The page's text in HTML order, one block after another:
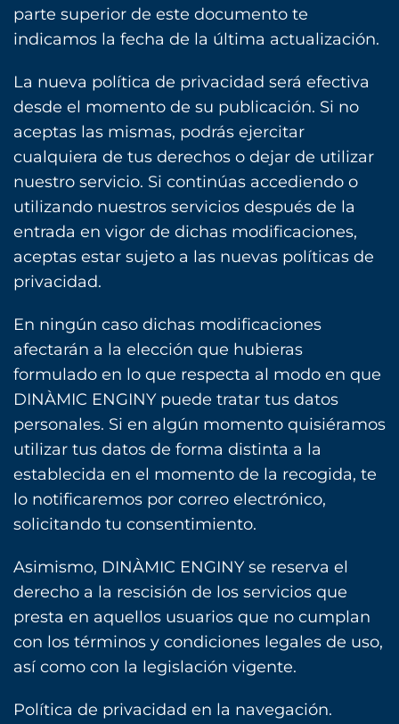
parte superior de este documento te
indicamos la fecha de la última actualización.
La nueva política de privacidad será efectiva
desde el momento de su publicación. Si no
aceptas las mismas, podrás ejercitar
cualquiera de tus derechos o dejar de utilizar
nuestro servicio. Si continúas accediendo o
utilizando nuestros servicios después de la
entrada en vigor de dichas modificaciones,
aceptas estar sujeto a las nuevas políticas de
privacidad.
En ningún caso dichas modificaciones
afectarán a la elección que hubieras
formulado en lo que respecta al modo en que
DINÀMIC ENGINY puede tratar tus datos
personales. Si en algún momento quisiéramos
utilizar tus datos de forma distinta a la
establecida en el momento de la recogida, te
lo notificaremos por correo electrónico,
solicitando tu consentimiento.
Asimismo, DINÀMIC ENGINY se reserva el
derecho a la rescisión de los servicios que
presta en aquellos usuarios que no cumplan
con los términos y condiciones legales de uso,
así como con la legislación vigente.
Política de privacidad en la navegación.